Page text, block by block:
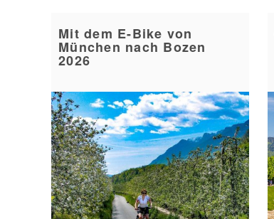
Mit dem E-Bike von
München nach Bozen
2026